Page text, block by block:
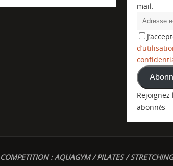
mail.
Rejoignez
abonnés
: AQUAGYM / PILATES /